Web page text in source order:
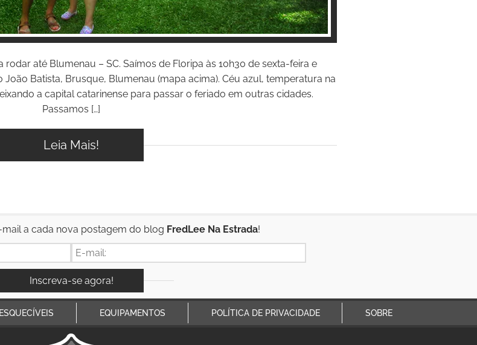
até Blumenau – SC. Saímos de Floripa às 10h30 de sexta-feira e
Batista, Brusque, Blumenau (mapa acima). Céu azul, temperatura na
a capital catarinense para passar o feriado em outras cidades.
Passamos […]
Leia Mais!
a cada nova postagem do blog FredLee Na Estrada!
EQUIPAMENTOS POLÍTICA DE PRIVACIDADE SOBRE